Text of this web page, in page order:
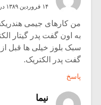
۱۴ فروردین ۱۳۸۹ در ۷:۲۸ ب٫ظ
من کارهای جیمی
به اون گفت پدر گیتار
سبک بلوز خیلی ها قبل
گفت پدر الکتریک.
پاسخ
نيما